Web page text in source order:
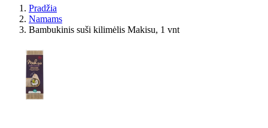
Pradžia
Namams
Bambukinis suši kilimėlis Makisu, 1 vnt